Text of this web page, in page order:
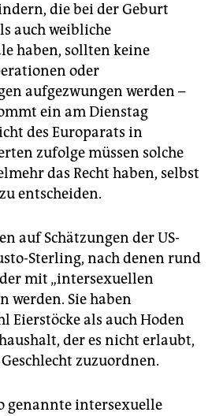
die bei der Geburt
auch weibliche
haben, sollten keine
oder
aufgezwungen werden –
ein am Dienstag
des Europarats in
zufolge müssen solche
das Recht haben, selbst
entscheiden.
auf Schätzungen der US-
Sterling, nach denen rund
mit „intersexuellen
werden. Sie haben
Eierstöcke als auch Hoden
der es nicht erlaubt,
zuzuordnen.
genannte intersexuelle